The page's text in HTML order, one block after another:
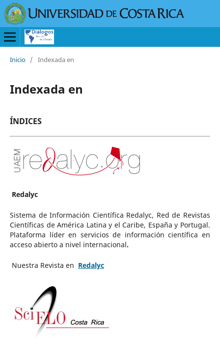
Inicio / Indexada en
Indexada en
ÍNDICES
Redalyc
Sistema de Información Científica Redalyc, Red de Revistas
Científicas de América Latina y el Caribe, España y Portugal.
Plataforma líder en servicios de información científica en
acceso abierto a nivel internacional.
Nuestra Revista en Redalyc